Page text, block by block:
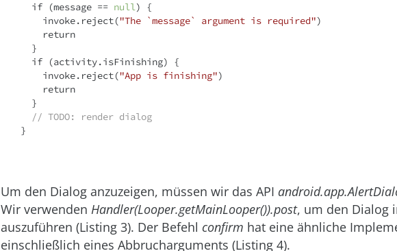
if (message == null) {
    invoke.reject(
"The `message` argument is required")
return
if (activity.isFinishing) {
    invoke.reject(
"App is finishing")
return
// TODO:
render dialog
Um den Dialog anzuzeigen, müssen wir das API
Wir verwenden Handler(Looper.getMainLooper()).post, um den Dialog
auszuführen (Listing 3). Der Befehl confirm hat eine ähnliche
einschließlich eines Abbrucharguments (Listing 4).